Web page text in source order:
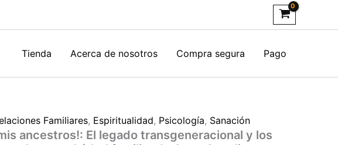
Tienda Acerca de nosotros Compra segura Pago
Familiares, Espiritualidad, Psicología, Sanación
ancestros!: El legado transgeneracional y los
los
ocultos
Anne
Ancelin